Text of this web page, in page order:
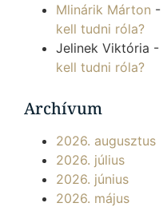
Mlinárik Márton -
kell tudni róla?
Jelinek Viktória -
kell tudni róla?
Archívum
2026. augusztus
2026. július
2026. június
2026. május